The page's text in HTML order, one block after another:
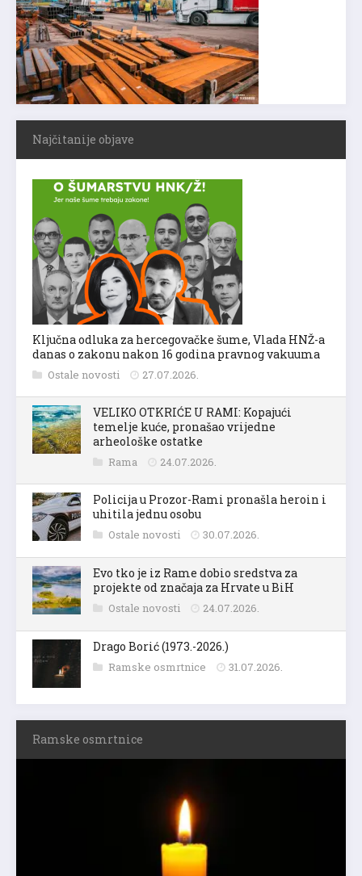
Najčitanije objave
Ključna odluka za hercegovačke šume, Vlada HNŽ-a
danas o zakonu nakon 16 godina pravnog vakuuma
Ostale novosti 27.07.2026.
VELIKO OTKRIĆE U RAMI: Kopajući
temelje kuće, pronašao vrijedne
arheološke ostatke
Rama 24.07.2026.
Policija u Prozor-Rami pronašla heroin i
uhitila jednu osobu
Ostale novosti 30.07.2026.
Evo tko je iz Rame dobio sredstva za
projekte od značaja za Hrvate u BiH
Ostale novosti 24.07.2026.
Drago Borić (1973.-2026.)
Ramske osmrtnice 31.07.2026.
Ramske osmrtnice